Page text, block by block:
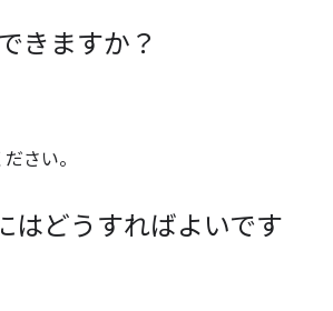
きますか？
さい。
はどうすればよいです